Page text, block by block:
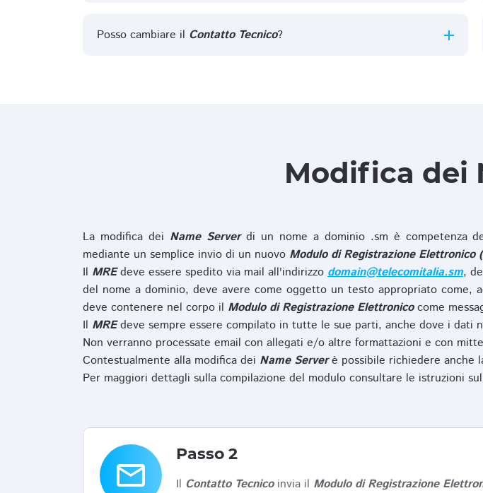
Posso cambiare il Contatto Tecnico?
Modifica dei
La modifica dei Name Serverdi un nome a dominio .sm è competenza
mediante un semplice invio di un nuovo Modulo di Registrazione Elettronico
Il MREdeve essere spedito via mail all'indirizzo domain@telecomitalia.sm,
del nome a dominio, deve avere come oggetto un testo appropriato come,
deve contenere nel corpo il Modulo di Registrazione Elettronicocome
Il MREdeve sempre essere compilato in tutte le sue parti, anche dove i dati
Non verranno processate email con allegati e/o altre formattazioni e con
Contestualmente alla modifica dei Name Serverè possibile richiedere anche
Per maggiori dettagli sulla compilazione del modulo consultare le istruzioni sul
email
Passo 2
Il Contatto Tecnicoinvia il Modulo di Registrazione